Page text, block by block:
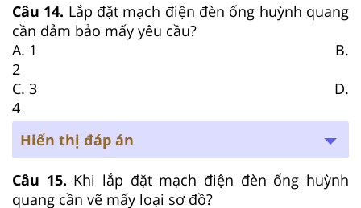
Câu 14. Lắp đặt mạch điện đèn ống huỳnh quang
cần đảm bảo mấy yêu cầu?
A. 1 B.
2
C. 3 D.
4
Hiển thị đáp án
Câu 15. Khi lắp đặt mạch điện đèn ống huỳnh
quang cần vẽ mấy loại sơ đồ?